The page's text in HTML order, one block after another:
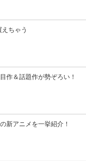
ちゃう
作＆話題作が勢ぞろい！
新アニメを一挙紹介！